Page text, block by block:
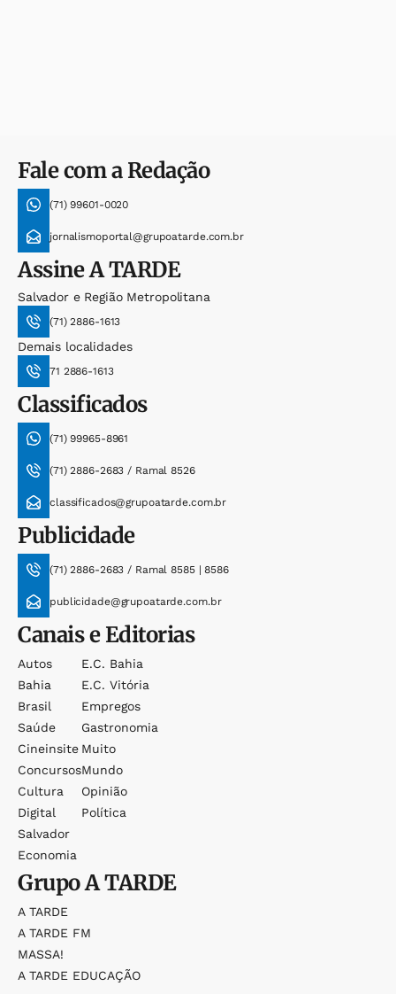
Fale com a Redação
(71) 99601-0020
jornalismoportal@grupoatarde.com.br
AssineA TARDE
Salvador e Região Metropolitana
(71) 2886-1613
Demais localidades
71 2886-1613
Classificados
(71) 99965-8961
(71) 2886-2683 / Ramal 8526
classificados@grupoatarde.com.br
Publicidade
(71) 2886-2683 / Ramal 8585 | 8586
publicidade@grupoatarde.com.br
Canais e Editorias
Autos
Bahia
Brasil
Saúde
Cineinsite
Concursos
Cultura
Digital
Salvador
Economia
E.c. Bahia
E.c. Vitória
Empregos
Gastronomia
Muito
Mundo
Opinião
Política
GrupoA TARDE
A TARDE
A TARDE FM
MASSA!
A TARDE EDUCAÇÃO